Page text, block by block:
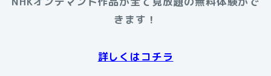
きます！
詳しくはコチラ